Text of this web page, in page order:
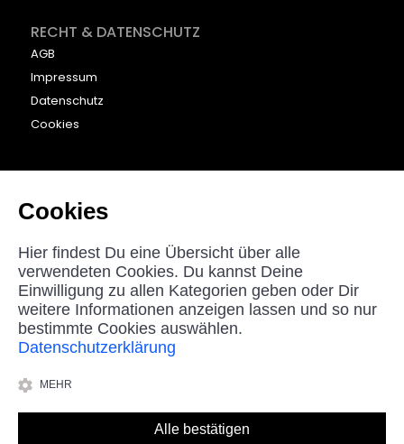
RECHT & DATENSCHUTZ
AGB
Impressum
Datenschutz
Cookies
KONTAKT
beyounic GmbH
Nordstraße 27
33181 Bad Wünnenberg
Germany
helpdesk@beyounic.eu
*Alle Preise in Euro inkl. MwSt, zzgl. Versandkosten.
Cookies
Hier findest Du eine Übersicht über alle
verwendeten Cookies. Du kannst Deine
Einwilligung zu allen Kategorien geben oder Dir
weitere Informationen anzeigen lassen und so nur
bestimmte Cookies auswählen.
Datenschutzerklärung
MEHR
Alle bestätigen